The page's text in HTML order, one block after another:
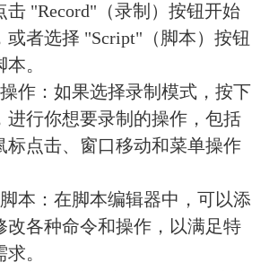
击 "Record"（录制）按钮开始
或者选择 "Script"（脚本）按钮
。
作：如果选择录制模式，按下
进行你想要录制的操作，包括
标点击、窗口移动和菜单操作
本：在脚本编辑器中，可以添
改各种命令和操作，以满足特
。